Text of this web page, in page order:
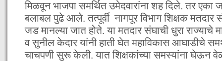
मिळवून भाजपा समर्थित उमेदवारांना शह दिले. तर एका
बलाबल पुढे आले. तत्पूर्वी नागपूर विभाग शिक्षक मतदार
जड मानल्या जात होते. या मतदार संघाची धुरा राज्याचे
व सुनील केदार यांनी हाती घेत महाविकास आघाडीचे
चाचपणी सुरू केली. यात शिक्षकांच्या समस्यांना घेऊन